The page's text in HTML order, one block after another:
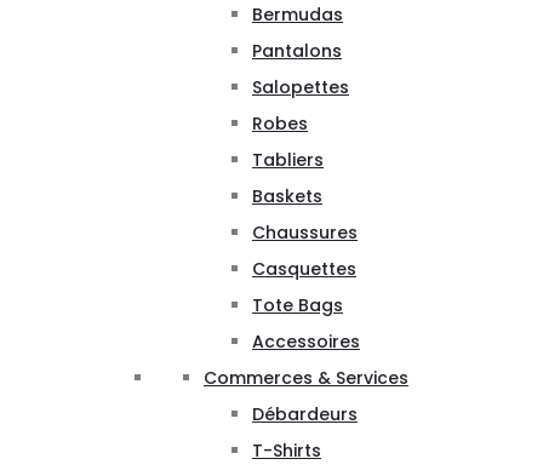
Bermudas
Pantalons
Salopettes
Robes
Tabliers
Baskets
Chaussures
Casquettes
Tote Bags
Accessoires
Commerces & Services
Débardeurs
T-Shirts